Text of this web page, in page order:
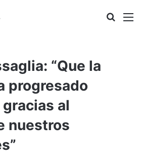
Buscar
“Que la
progresado
al
nuestros